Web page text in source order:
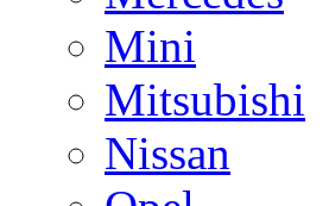
Mini
Mitsubishi
Nissan